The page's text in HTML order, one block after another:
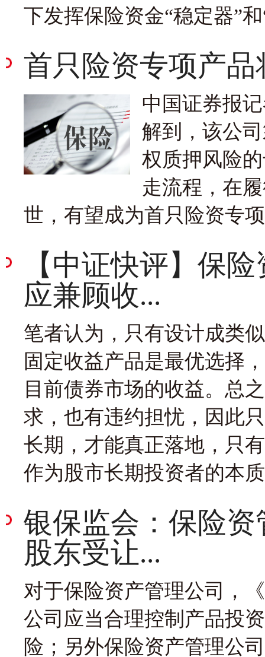
下发挥保险资金“稳定器”
首只险资专项产
中国证券报
解到，该公
权质押风险
走流程，在
世，有望成为首只险资专
【中证快评】保
应兼顾收...
笔者认为，只有设计成类
固定收益产品是最优选择
目前债券市场的收益。总
求，也有违约担忧，因此
长期，才能真正落地，只
作为股市长期投资者的本
银保监会：保险
股东受让...
对于保险资产管理公司，
公司应当合理控制产品投
险；另外保险资产管理公